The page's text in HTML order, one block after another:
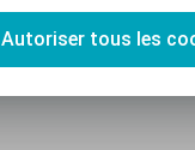
Autoriser tous les